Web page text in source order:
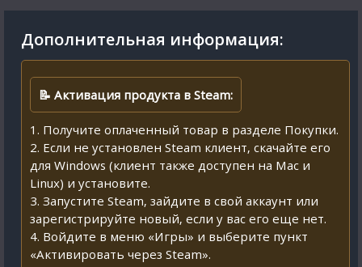
Дополнительная информация:
📝 Активация продукта в Steam:
1. Получите оплаченный товар в разделе Покупки.
2. Если не установлен Steam клиент, скачайте его
для Windows (клиент также доступен на Mac и
Linux) и установите.
3. Запустите Steam, зайдите в свой аккаунт или
зарегистрируйте новый, если у вас его еще нет.
4. Войдите в меню «Игры» и выберите пункт
«Активировать через Steam».